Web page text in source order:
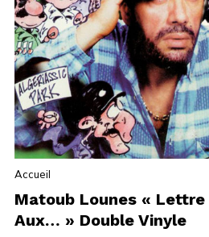
Accueil
Matoub Lounes «
Aux… » Double Vinyle